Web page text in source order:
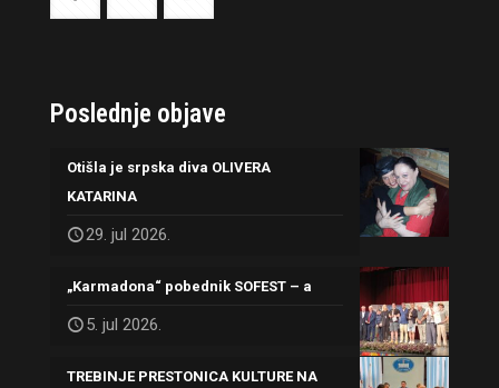
Poslednje objave
Otišla je srpska diva OLIVERA
KATARINA
29. jul 2026.
„Karmadona“ pobednik SOFEST – a
5. jul 2026.
TREBINJE PRESTONICA KULTURE NA